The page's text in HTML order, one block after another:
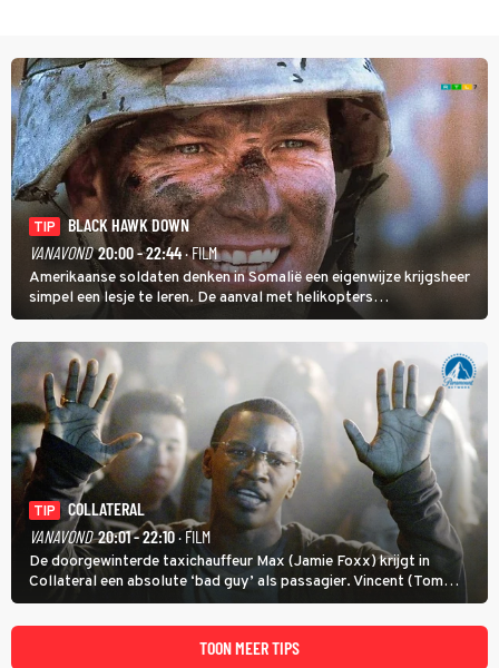
TIP
BLACK HAWK DOWN
VANAVOND 20:00 - 22:44· FILM
Amerikaanse soldaten denken in Somalië een eigenwijze krijgsheer
simpel een lesje te leren. De aanval met helikopters
verloopt in Black Hawk down dramatisch.
TIP
COLLATERAL
VANAVOND 20:01 - 22:10· FILM
De doorgewinterde taxichauffeur Max (Jamie Foxx) krijgt in
Collateral een absolute ‘bad guy’ als passagier. Vincent (Tom
Cruise) heeft hem nodig om hem de stad door te loodsen om een
wel heel lugubere reden.
TOON MEER TIPS